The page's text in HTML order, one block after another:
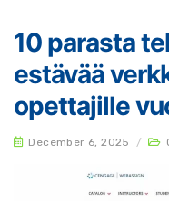
10 parasta
estävää
opettajille
December 6, 2025 /